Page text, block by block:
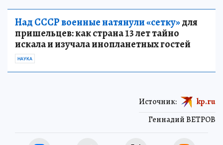
Над СССР военные натянули «сетку»для
пришельцев: как страна 13 лет тайно
искала и изучала инопланетных гостей
НАУКА
Геннадий ВЕТРОВ
Источник: kp.ru